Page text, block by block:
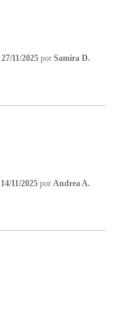
27/11/2025 por Samira D.
14/11/2025 por Andrea A.